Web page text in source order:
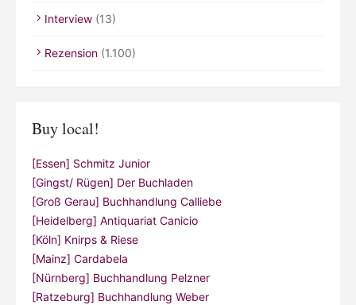
Interview (13)
Rezension (1.100)
Buy local!
[Essen] Schmitz Junior
[Gingst/ Rügen] Der Buchladen
[Groß Gerau] Buchhandlung Calliebe
[Heidelberg] Antiquariat Canicio
[Köln] Knirps & Riese
[Mainz] Cardabela
[Nürnberg] Buchhandlung Pelzner
[Ratzeburg] Buchhandlung Weber